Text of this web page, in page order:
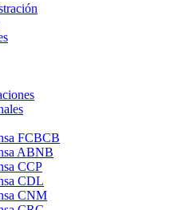
FCBCB
ABNB
CCP
CDL
CNM